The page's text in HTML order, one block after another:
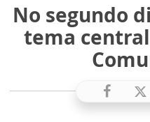
No segundo
tema